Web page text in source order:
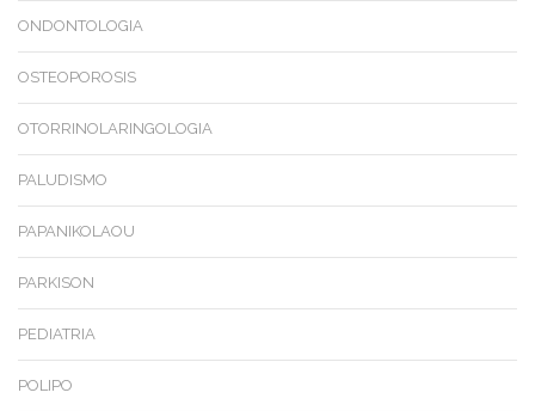
ONDONTOLOGIA
OSTEOPOROSIS
OTORRINOLARINGOLOGIA
PALUDISMO
PAPANIKOLAOU
PARKISON
PEDIATRIA
POLIPO